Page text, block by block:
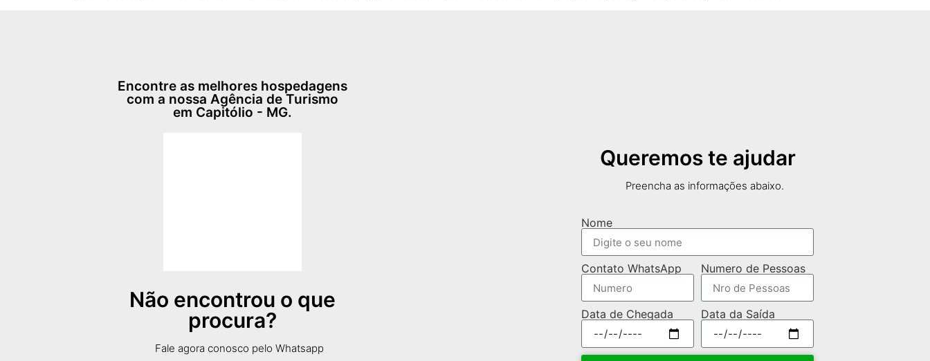
Encontre as melhores hospedagens
com a nossa Agência de Turismo
em Capitólio - MG.
Não encontrou o que
procura?
Fale agora conosco pelo Whatsapp
Queremos te ajudar
Preencha as informações abaixo.
Nome
Contato WhatsApp Numero de Pessoas
Data de Chegada Data da Saída